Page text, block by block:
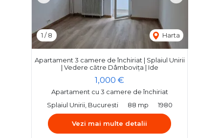
1 /8 Harta
Apartament 3 camere de închiriat | Splaiul Unirii
| Vedere către Dâmbovița | Ide
1,000 €
Apartament cu 3 camere de închiriat
Splaiul Unirii, Bucuresti
88 mp 1980
Vezi mai multe detalii